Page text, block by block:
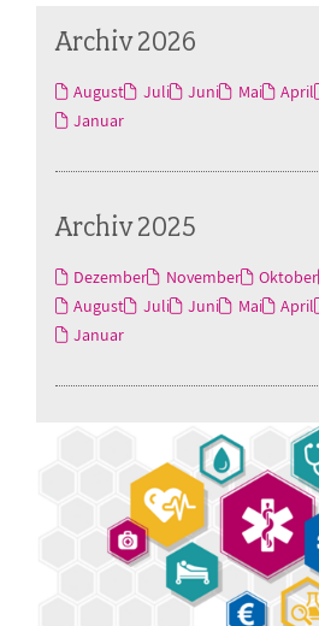
Archiv 2026
August Juli Juni Mai April
Januar
Archiv 2025
Dezember November Oktober
August
Juli Juni Mai April
Januar